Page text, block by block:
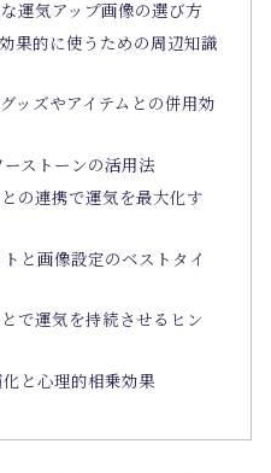
運気アップ画像の選び方
果的に使うための周辺知識
ッズやアイテムとの併用効
ストーンの活用法
の連携で運気を最大化す
と画像設定のベストタイ
で運気を持続させるヒン
と心理的相乗効果